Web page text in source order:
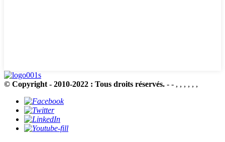
© Copyright - 2010-2022 : Tous droits réservés. - - , , , , , ,